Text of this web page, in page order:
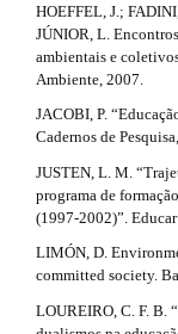
HOEFFEL, J.;
JÚNIOR, L.
ambientais e
Ambiente, 2007.
JACOBI, P.
Cadernos de
JUSTEN, L. M.
programa de
(1997-2002)”.
LIMÓN, D.
committed society.
LOUREIRO, C. F. B.